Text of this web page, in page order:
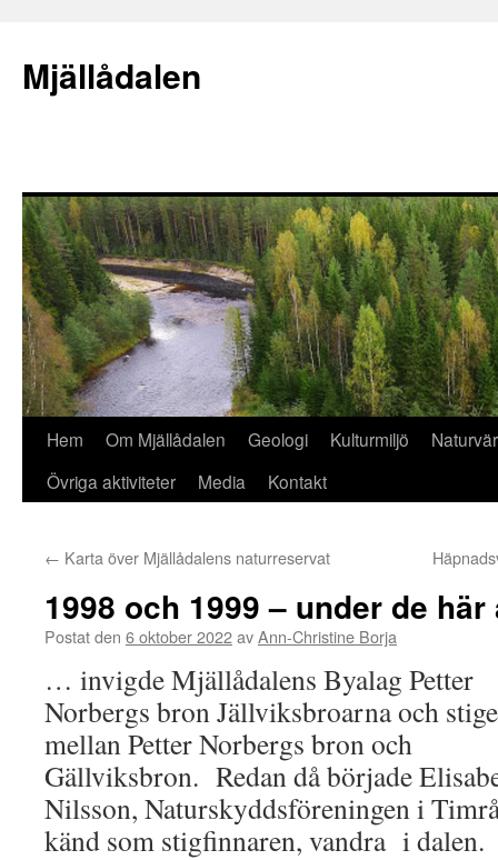
Mjällådalen
Gå
till
Hem Om Mjällådalen Geologi Kulturmiljö
Övriga aktiviteter
Media Kontakt
← Karta över Mjällådalens naturreservat
1998 och 1999 – under de
Postat den 6 oktober 2022avAnn-Christine Borja
… invigde Mjällådalens Byalag Petter
Norbergs bron Jällviksbroarna och
mellan Petter Norbergs bron och
Gällviksbron. Redan då började
Nilsson, Naturskyddsföreningen i
känd som stigfinnaren, vandra i dalen.